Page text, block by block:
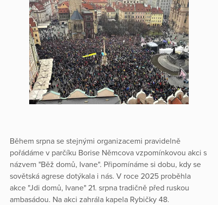
Během srpna se stejnými organizacemi pravidelně
pořádáme v parčíku Borise Němcova vzpomínkovou akci s
názvem "Běž domů, Ivane". Připomínáme si dobu, kdy se
sovětská agrese dotýkala i nás. V roce 2025 proběhla
akce "Jdi domů, Ivane" 21. srpna tradičně před ruskou
ambasádou. Na akci zahrála kapela Rybičky 48.